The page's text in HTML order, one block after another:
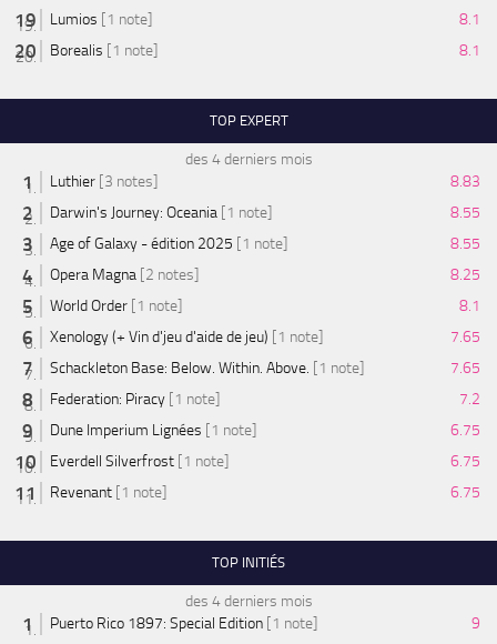
Lumios [1 note]
8.1
Borealis [1 note] 8.1
TOP EXPERT
des 4 derniers mois
Luthier [3 notes]
8.83
Darwin's Journey: Oceania [1 note]
8.55
Age of Galaxy - édition 2025 [1 note]
8.55
Opera Magna [2 notes]
8.25
World Order [1 note]
8.1
Xenology (+ Vin d'jeu d'aide de jeu) [1 note]
7.65
Schackleton Base: Below. Within. Above. [1 note]
7.65
Federation: Piracy [1 note]
7.2
Dune Imperium Lignées [1 note]
6.75
Everdell Silverfrost [1 note]
6.75
Revenant [1 note] 6.75
TOP INITIÉS
des 4 derniers mois
Puerto Rico 1897: Special Edition [1 note]
9